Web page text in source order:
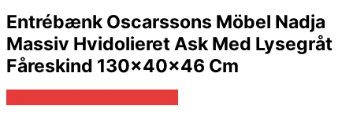
Entrébænk Oscarssons Möbel Nadja
Massiv Hvidolieret Ask Med Lysegråt
Fåreskind 130x40x46 Cm